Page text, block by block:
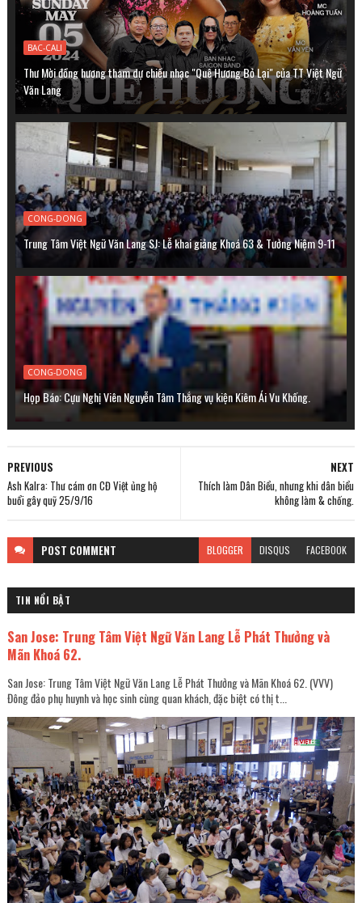
BAC-CALI
Thư Mời đồng hương tham dự chiều nhạc "Quê Hương Bỏ Lại" của TT Việt Ngữ
Văn Lang
CONG-DONG
Trung Tâm Việt Ngữ Văn Lang SJ: Lễ khai giảng Khoá 63 & Tưởng Niệm 9-11
CONG-DONG
Họp Báo: Cựu Nghị Viên Nguyễn Tâm Thắng vụ kiện Kiêm Ái Vu Khống.
NEXT
Thích làm Dân Biểu, nhưng khi dân biểu
không làm & chống.
PREVIOUS
Ash Kalra: Thư cám ơn CĐ Việt ủng hộ
buổi gây quỹ 25/9/16
POST COMMENT BLOGGER DISQUS FACEBOOK
TIN NỔI BẬT
San Jose: Trung Tâm Việt Ngữ Văn Lang Lễ Phát Thưởng và
Mãn Khoá 62.
San Jose: Trung Tâm Việt Ngữ Văn Lang Lễ Phát Thưởng và Mãn Khoá 62. (VVV)
Đông đảo phụ huynh và học sinh cùng quan khách, đặc biệt có thị t...